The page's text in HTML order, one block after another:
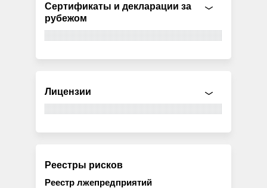
Сертификаты и декларации за
рубежом
Лицензии
Реестры рисков
Реестр лжепредприятий